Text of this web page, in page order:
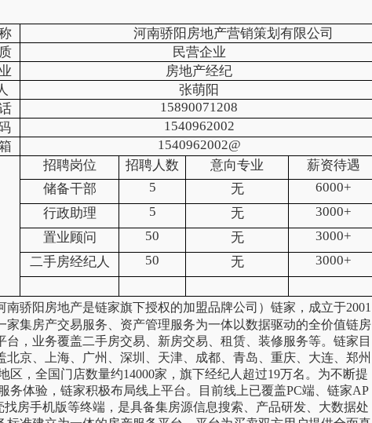
河南骄阳房地产营销策划有限公司
民营企业
房地产经纪
张萌阳
15890071208
1540962002
1540962002@
招聘岗位 招聘人数 意向专业
薪资待遇
储备干部
5 无
6000+
行政助理
5 无
3000+
置业顾问
50 无
3000+
二手房经纪人
50 无 3000+
南骄阳房地产是链家旗下授权的加盟品牌公司）链家，成立于2001
家集房产交易服务、资产管理服务为一体以数据驱动的全价值链房
台，业务覆盖二手房交易、新房交易、租赁、装修服务等。链家目
北京、上海、广州、深圳、天津、成都、青岛、重庆、大连、郑州
区，全国门店数量约14000家，旗下经纪人超过19万名。为不断提
务体验，链家积极布局线上平台。目前线上已覆盖PC端、链家AP
找房手机版等终端，是具备集房源信息搜索、产品研发、大数据处